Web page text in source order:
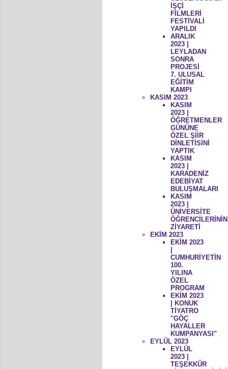
İŞÇİ
FİLMLERİ
FESTİVALİ
YAPILDI
ARALIK
2023 |
LEYLADAN
SONRA
PROJESİ
7. ULUSAL
EĞİTİM
KAMPI
KASIM 2023
KASIM
2023 |
ÖĞRETMENLER
GÜNÜNE
ÖZEL ŞİİR
DİNLETİSİNİ
YAPTIK
KASIM
2023 |
KARADENİZ
EDEBİYAT
BULUŞMALARI
KASIM
2023 |
ÜNİVERSİTE
ÖĞRENCİLERİNİN
ZİYARETİ
EKİM 2023
EKİM 2023
CUMHURİYETİN
100.
YILINA
ÖZEL
PROGRAM
EKİM 2023
| KONUK
TİYATRO
"GÖÇ
HAYALLER
KUMPANYASI"
EYLÜL 2023
EYLÜL
2023 |
TEŞEKKÜR